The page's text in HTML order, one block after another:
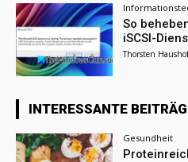
So
iSCSI-
Thorsten
INTERESSANTE
Gesundheit